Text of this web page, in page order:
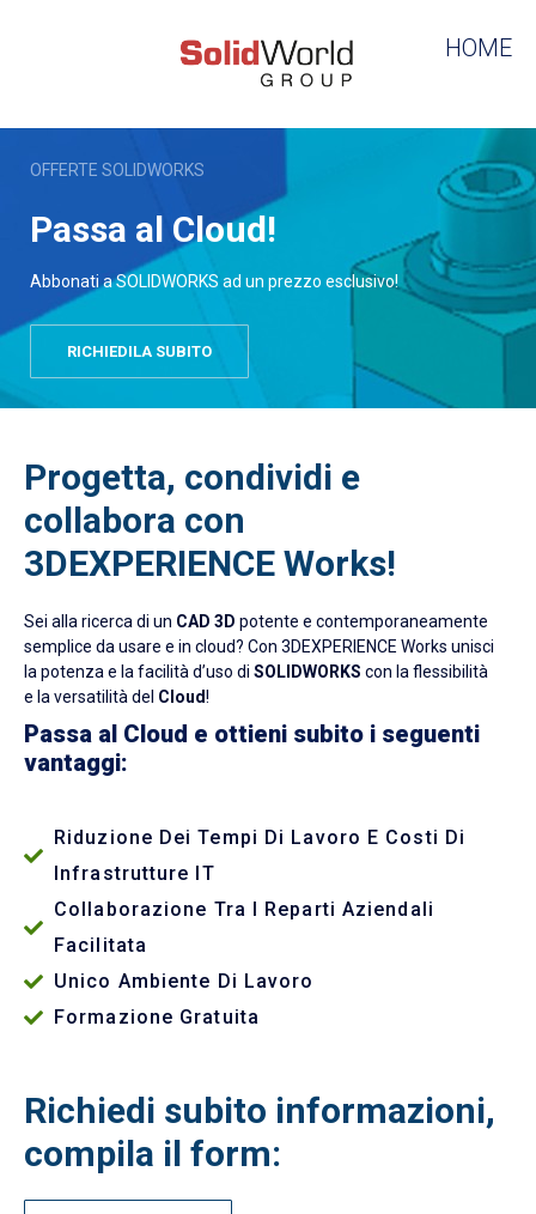
HOME
OFFERTE SOLIDWORKS
Passa al Cloud!
Abbonati a SOLIDWORKS ad un prezzo esclusivo!
RICHIEDILA SUBITO
Progetta, condividi e
collabora con
3DEXPERIENCE Works!
Sei alla ricerca di un CAD 3D potente e contemporaneamente
semplice da usare e in cloud? Con 3DEXPERIENCE Works unisci
la potenza e la facilità d’uso di SOLIDWORKS con la flessibilità
e la versatilità del Cloud!
Passa al Cloud e ottieni subito i seguenti
vantaggi:
Riduzione Dei Tempi Di Lavoro E Costi Di
Infrastrutture IT
Collaborazione Tra I Reparti Aziendali
Facilitata
Unico Ambiente Di Lavoro
Formazione Gratuita
Richiedi subito informazioni,
compila il form: